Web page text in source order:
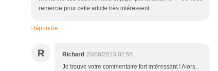
remercie pour cette article très intéressent.
Répondre
R Richard 20/08/2013 02:55
Je trouve votre commentaire fort intéressant ! Alors,